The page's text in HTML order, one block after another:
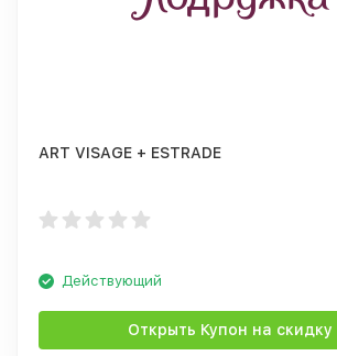
ART VISAGE + ESTRADE
Действующий
Открыть Купон на скидку